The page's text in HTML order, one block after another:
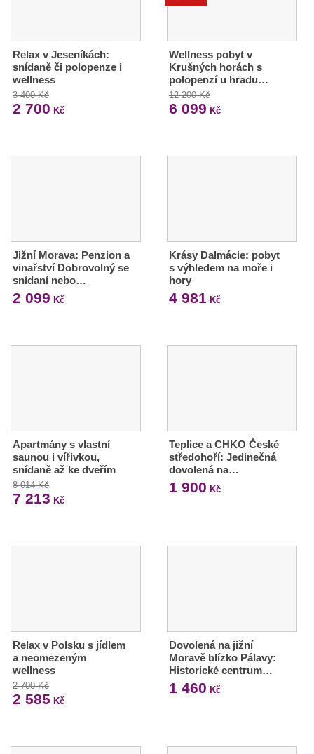
Relax v Jeseníkách:
snídaně či polopenze i
wellness
3 400 Kč
2 700 Kč
Wellness pobyt v
Krušných horách s
polopenzí u hradu…
12 200 Kč
6 099 Kč
Jižní Morava: Penzion a
vinařství Dobrovolný se
snídaní nebo…
2 099 Kč
Krásy Dalmácie: pobyt
s výhledem na moře i
hory
4 981 Kč
Apartmány s vlastní
saunou i vířivkou,
snídaně až ke dveřím
8 014 Kč
7 213 Kč
Teplice a CHKO České
středohoří: Jedinečná
dovolená na…
1 900 Kč
Relax v Polsku s jídlem
a neomezeným
wellness
2 700 Kč
2 585 Kč
Dovolená na jižní
Moravě blízko Pálavy:
Historické centrum…
1 460 Kč